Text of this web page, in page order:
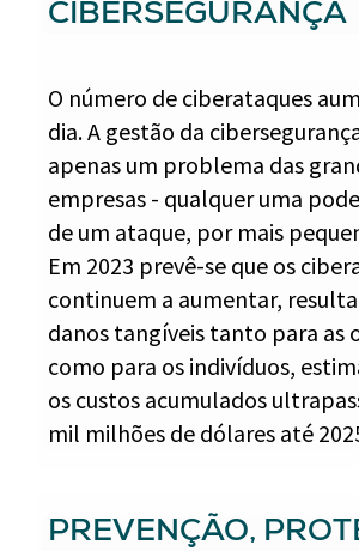
CIBERSEGURANÇA
O número de ciberataques
dia. A gestão da
apenas um problema das
empresas - qualquer uma
de um ataque, por mais
Em 2023 prevê-se que os
continuem a aumentar,
danos tangíveis tanto para as
como para os indivíduos,
os custos acumulados
mil milhões de dólares até
PREVENÇÃO,